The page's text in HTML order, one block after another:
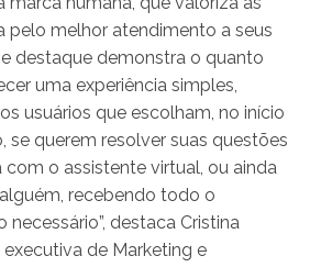
pelo melhor atendimento a seus
destaque demonstra o quanto
uma experiência simples,
usuários que escolham, no início
se querem resolver suas questões
o assistente virtual, ou ainda
recebendo todo o
necessário”, destaca Cristina
de Marketing e